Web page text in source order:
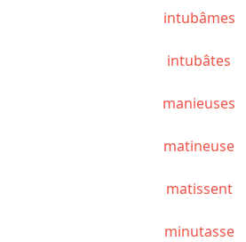
intubâmes
intubâtes
manieuses
matineuse
matissent
minutasse